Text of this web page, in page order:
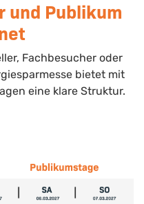
und Publikum
Fachbesucher oder
bietet mit
eine klare Struktur.